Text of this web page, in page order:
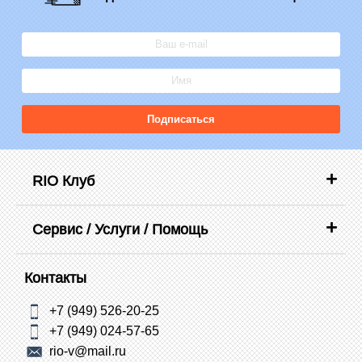
Подписаться
RIO Клуб
Сервис / Услуги / Помощь
Контакты
+7 (949) 526-20-25
+7 (949) 024-57-65
rio-v@mail.ru